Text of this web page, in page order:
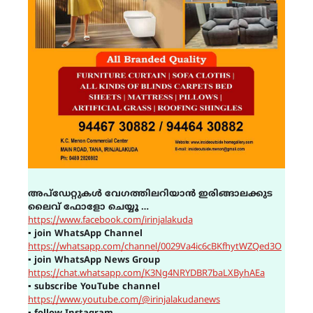
അപ്ഡേറ്റുകൾ വേഗത്തിലറിയാൻ ഇരിങ്ങാലക്കുട
ലൈവ് ഫോളോ ചെയ്യൂ …
https://www.facebook.com/irinjalakuda
▪ join WhatsApp Channel
https://whatsapp.com/channel/0029Va4ic6cBKfhytWZQed3O
▪ join WhatsApp News Group
https://chat.whatsapp.com/K3Ng4NRYDBR7baLXByhAEa
▪ subscribe YouTube channel
https://www.youtube.com/@irinjalakudanews